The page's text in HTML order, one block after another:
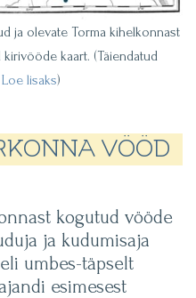
ja olevate Torma kihelkonnast
kaart. (Täiendatud
Loe lisaks)
VÖÖD
kogutud vööde
ja kudumisaja
umbes-täpselt
esimesest